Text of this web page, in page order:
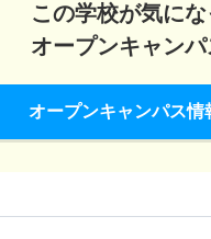
この学校が気にな
オープンキャンパ
オープンキャンパス情